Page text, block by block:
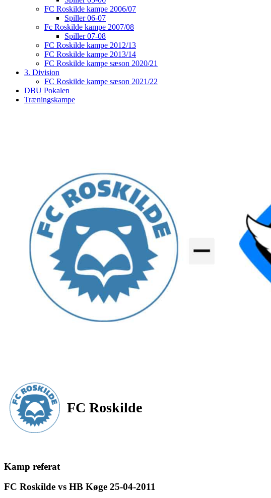
FC Roskilde kampe 2006/07
Spiller 06-07
Fc Roskilde kampe 2007/08
Spiller 07-08
FC Roskilde kampe 2012/13
FC Roskilde kampe 2013/14
FC Roskilde kampe sæson 2020/21
3. Division
FC Roskilde kampe sæson 2021/22
DBU Pokalen
Træningskampe
FC Roskilde
Kamp referat
FC Roskilde vs HB Køge 25-04-2011